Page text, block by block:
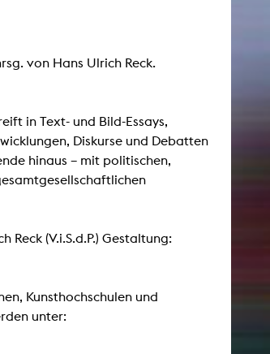
von Hans Ulrich Reck.
in Text- und Bild-Essays,
Diskurse und Debatten
hinaus – mit politischen,
(V.i.S.d.P.) Gestaltung:
Kunsthochschulen und
unter:
events
releases
downloads